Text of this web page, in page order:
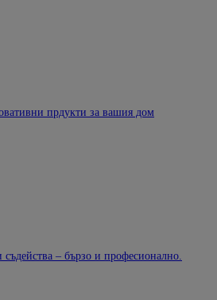
прдукти за вашия дом
– бързо и професионално.